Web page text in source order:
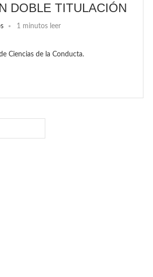
DOBLE TITULACIÓN
1 minutos leer
Ciencias de la Conducta.